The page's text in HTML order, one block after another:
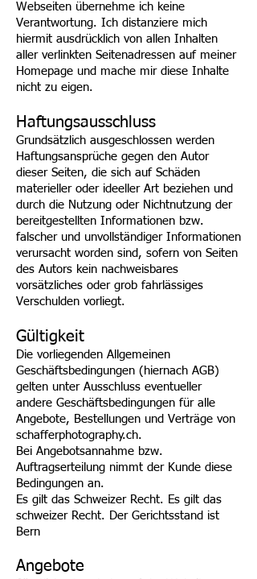
Webseiten übernehme ich keine
Verantwortung. Ich distanziere mich
hiermit ausdrücklich von allen Inhalten
aller verlinkten Seitenadressen auf meiner
Homepage und mache mir diese Inhalte
nicht zu eigen.
Haftungsausschluss
Grundsätzlich ausgeschlossen werden
Haftungsansprüche gegen den Autor
dieser Seiten, die sich auf Schäden
materieller oder ideeller Art beziehen und
durch die Nutzung oder Nichtnutzung der
bereitgestellten Informationen bzw.
falscher und unvollständiger Informationen
verursacht worden sind, sofern von Seiten
des Autors kein nachweisbares
vorsätzliches oder grob fahrlässiges
Verschulden vorliegt.
Gültigkeit
Die vorliegenden Allgemeinen
Geschäftsbedingungen (hiernach AGB)
gelten unter Ausschluss eventueller
andere Geschäftsbedingungen für alle
Angebote, Bestellungen und Verträge von
schafferphotography.ch.
Bei Angebotsannahme bzw.
Auftragserteilung nimmt der Kunde diese
Bedingungen an.
Es gilt das Schweizer Recht. Es gilt das
schweizer Recht. Der Gerichtsstand ist
Bern
Angebote